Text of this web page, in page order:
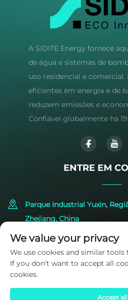
A SIDITE Energy fornece
de água e sistemas de
uso residencial e comercial.
eficientes em energia e de
reduzem emissões e
Confiável globalmente há
ENTRE EM
Parque Industrial Yuxin,
Zhejiang, China
+86-573-
[email
We value your privacy
We use cookies and similar tools
If you don't want to accept all
cookies.
Accept all